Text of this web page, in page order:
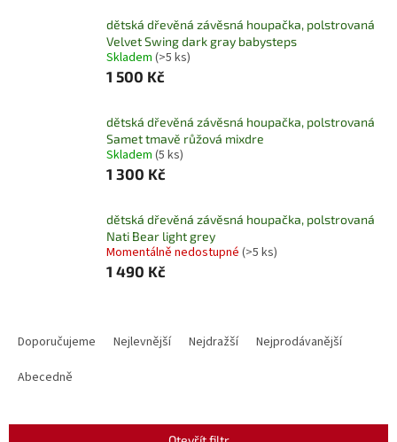
dětská dřevěná závěsná houpačka, polstrovaná
Velvet Swing dark gray babysteps
Skladem (>5 ks)
1 500 Kč
dětská dřevěná závěsná houpačka, polstrovaná
Samet tmavě růžová mixdre
Skladem (5 ks)
1 300 Kč
dětská dřevěná závěsná houpačka, polstrovaná
Nati Bear light grey
Momentálně nedostupné (>5 ks)
1 490 Kč
Doporučujeme Nejlevnější Nejdražší
Nejprodávanější
Abecedně